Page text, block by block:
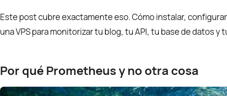
Este post cubre exactamente eso. Cómo instalar,
una VPS para monitorizar tu blog, tu API, tu base de datos y
Por qué Prometheus y no otra cosa